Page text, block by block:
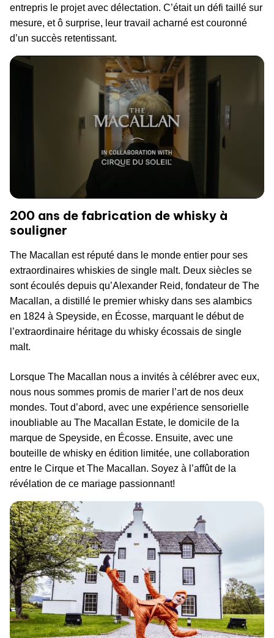
entrepris le projet avec délectation. C’était un défi taillé sur
mesure, et ô surprise, leur travail acharné est couronné
d’un succès retentissant.
200 ans de fabrication de whisky à
souligner
The Macallan est réputé dans le monde entier pour ses
extraordinaires whiskies de single malt. Deux siècles se
sont écoulés depuis qu’Alexander Reid, fondateur de The
Macallan, a distillé le premier whisky dans ses alambics
en 1824 à Speyside, en Écosse, marquant le début de
l’extraordinaire héritage du whisky écossais de single
malt.
Lorsque The Macallan nous a invités à célébrer avec eux,
nous nous sommes promis de marier l’art de nos deux
mondes. Tout d’abord, avec une expérience sensorielle
inoubliable au The Macallan Estate, le domicile de la
marque de Speyside, en Écosse. Ensuite, avec une
bouteille de whisky en édition limitée, une collaboration
entre le Cirque et The Macallan. Soyez à l’affût de la
révélation de ce mariage passionnant!